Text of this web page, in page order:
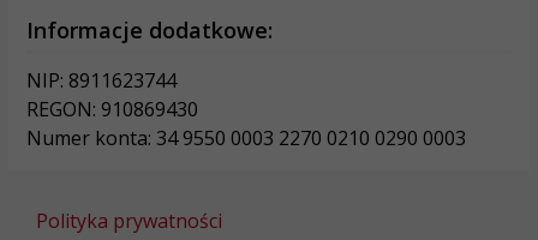
Informacje dodatkowe:
NIP: 8911623744
REGON: 910869430
Numer konta: 34 9550 0003 2270 0210 0290 0003
Polityka prywatności